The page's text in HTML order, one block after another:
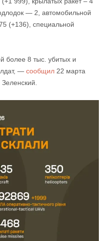
— 2, автомобильной
(+136), специальной
более 8 тыс. убитых и
— сообщил22 марта